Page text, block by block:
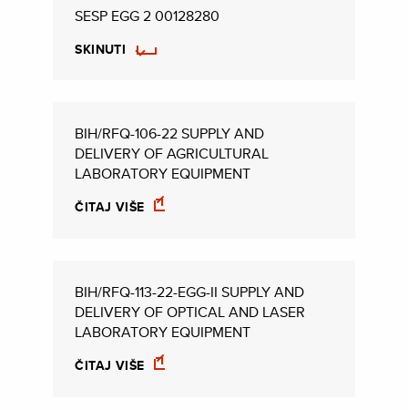
SESP EGG 2 00128280
SKINUTI
BIH/RFQ-106-22 SUPPLY AND
DELIVERY OF AGRICULTURAL
LABORATORY EQUIPMENT
ČITAJ VIŠE
BIH/RFQ-113-22-EGG-II SUPPLY AND
DELIVERY OF OPTICAL AND LASER
LABORATORY EQUIPMENT
ČITAJ VIŠE